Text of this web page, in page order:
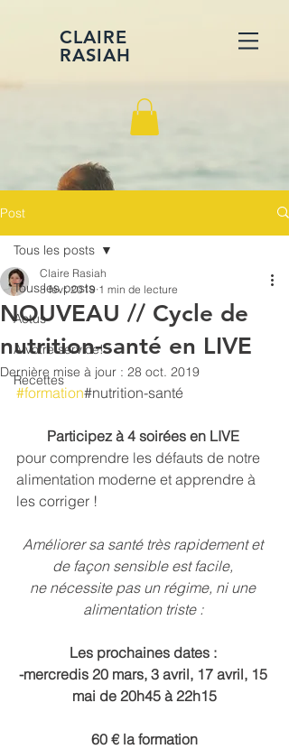
CLAIRE
RASIAH
Post
Tous les posts
Actus
A votre service!
Recettes
Tous les posts
NOUVEAU // Cycle de
nutrition-santé en LIVE
Claire Rasiah
8 févr. 2019 1 min de lecture
Dernière mise à jour : 28 oct. 2019
#formation#nutrition-santé
Participez à 4 soirées en LIVE
pour comprendre les défauts de notre
alimentation moderne et apprendre à
les corriger !
Améliorer sa santé très rapidement et
de façon sensible est facile,
ne nécessite pas un régime, ni une
alimentation triste :
Les prochaines dates :
-mercredis 20 mars, 3 avril, 17 avril, 15
mai de 20h45 à 22h15
60 € la formation